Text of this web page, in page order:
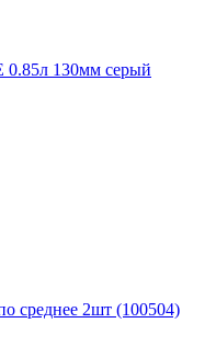
0.85л 130мм серый
среднее 2шт (100504)